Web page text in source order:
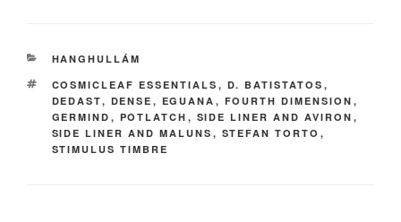
KATEGÓRIÁK
HANGHULLÁM
CÍMKÉK
COSMICLEAF ESSENTIALS , D. BATISTATOS ,
DEDAST, DENSE , EGUANA , FOURTH DIMENSION ,
GERMIND , POTLATCH , SIDE LINER AND AVIRON ,
SIDE LINER AND MALUNS , STEFAN TORTO ,
STIMULUS TIMBRE